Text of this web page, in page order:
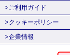
>ご利用ガイド
>クッキーポリシー
>企業情報